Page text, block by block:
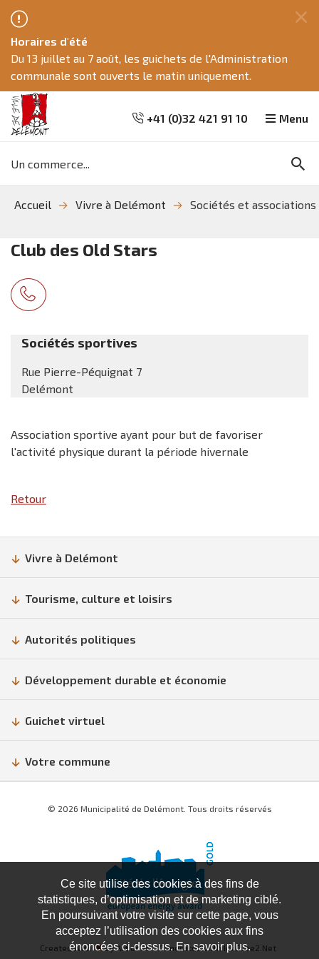
recherche
navigation
Horaires d'été
Du 13 juillet au 7 août, les guichets de l'Administration
communale sont ouverts le matin uniquement.
+41 (0)32 421 91 10
clés
Menu
Accueil Vivre à Delémont Sociétés et
Club des Old Stars
Sociétés sportives
Rue Pierre-Péquignat 7
Delémont
Association sportive ayant pour but de favoriser
l'activité physique durant la période hivernale
Retour
Vivre à Delémont
Tourisme, culture et loisirs
Autorités politiques
Développement durable et économie
Guichet virtuel
Votre commune
© 2026 Municipalité de Delémont. Tous droits réservés
Created with♥by Artionet Generated with IceCube2.Net
Ce site utilise des cookies à des fins de
statistiques, d’optimisation et de marketing ciblé.
En poursuivant votre visite sur cette page, vous
acceptez l’utilisation des cookies aux fins
énoncées ci-dessus. En savoir plus.